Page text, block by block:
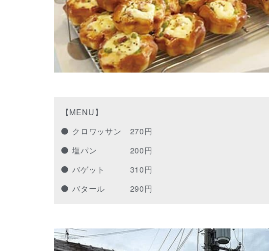
【MENU】
クロワッサン 270円
塩パン 200円
バゲット 310円
バタール 290円